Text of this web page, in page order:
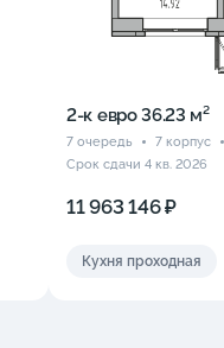
2-к eвро 36.23 м²
7 очередь
7 корпус
Срок сдачи 4 кв. 2026
11 963 146 ₽
Кухня проходная